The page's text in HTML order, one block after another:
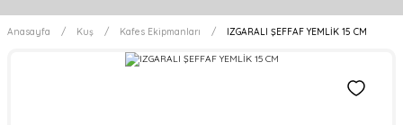
Anasayfa Kuş Kafes Ekipmanları IZGARALI ŞEFFAF YEMLİK 15 CM